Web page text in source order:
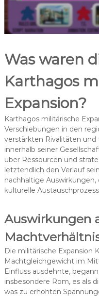
Was waren
Karthagos
Expansion?
Karthagos militärische
Verschiebungen in den
verstärkten Rivalitäten
innerhalb seiner
über Ressourcen und
letztendlich den Verlauf
nachhaltige
kulturelle
Auswirkungen
Die militärische Expansion
Machtgleichgewicht im
Einfluss ausdehnte,
insbesondere Rom, es als
was zu erhöhten